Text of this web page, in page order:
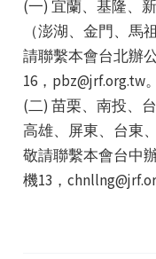
(一) 宜蘭、基隆、
（澎湖、金門、馬
請聯繫本會台北辦
16，pbz@jrf.org.tw。
(二) 苗栗、南投、
高雄、屏東、台東
敬請聯繫本會台中
機13，